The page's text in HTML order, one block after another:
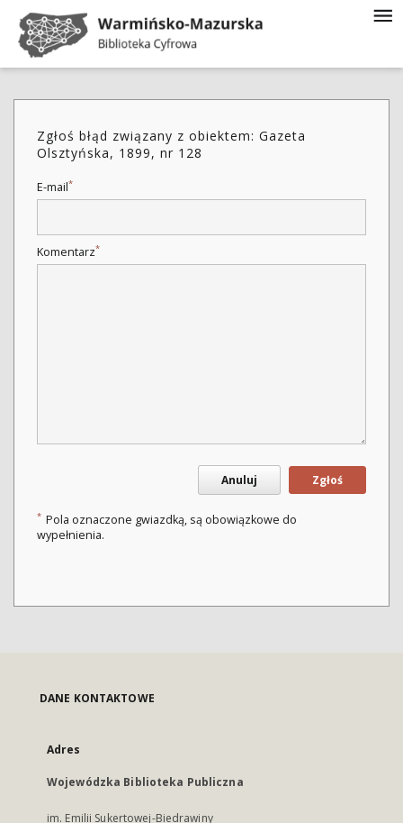
Zgłoś błąd związany z obiektem: Gazeta
Olsztyńska, 1899, nr 128
E-mail*
Komentarz*
Anuluj Zgłoś
* Pola oznaczone gwiazdką, są obowiązkowe do
wypełnienia.
DANE KONTAKTOWE
Adres
Wojewódzka Biblioteka Publiczna
im. Emilii Sukertowej-Biedrawiny